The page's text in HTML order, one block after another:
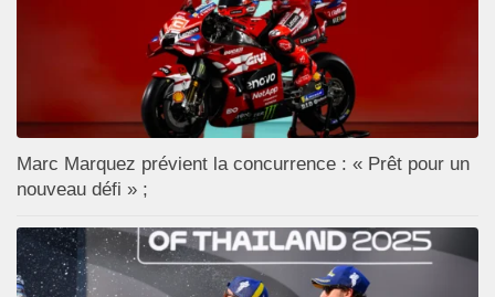
Marc Marquez prévient la concurrence : « Prêt pour un
nouveau défi » ;